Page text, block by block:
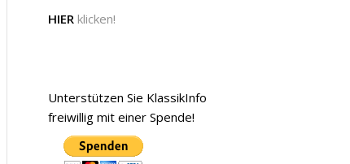
HIER klicken!
Unterstützen Sie KlassikInfo
freiwillig mit einer Spende!